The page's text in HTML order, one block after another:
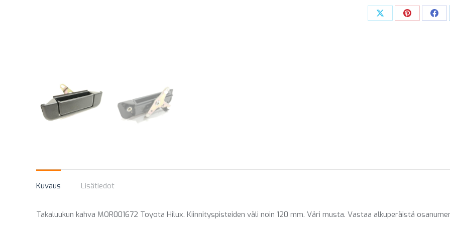
Share Share
Kuvaus Lisätiedot
Takaluukun kahva MOR001672 Toyota Hilux. Kiinnityspisteiden väli noin 120 mm. Väri musta. Vastaa alkuperäistä